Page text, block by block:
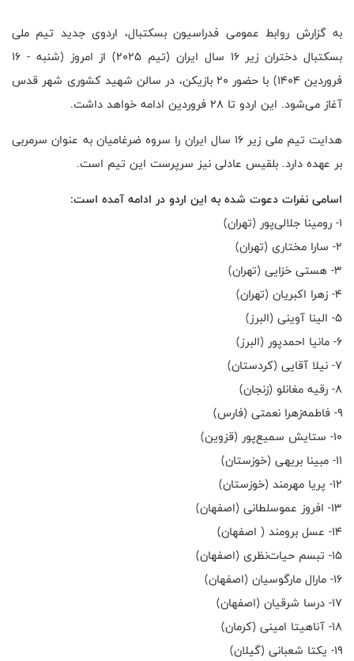
به گزارش روابط عمومی فدراسیون بسکتبال، اردوی جدید تیم ملی
بسکتبال دختران زیر ۱۶ سال ایران (تیم ۲۰۲۵) از امروز (شنبه - ۱۶
فروردین ۱۴۰۴) با حضور ۲۰ بازیکن، در سالن شهید کشوری شهر قدس
آغاز می‌شود. این اردو تا ۲۸ فروردین ادامه خواهد داشت.
هدایت تیم ملی زیر ۱۶ سال ایران را سروه ضرغامیان به عنوان سرمربی
بر عهده دارد. بلقیس عادلی نیز سرپرست این تیم است.
اسامی نفرات دعوت شده به این اردو در ادامه آمده است:
۱- رومینا جلالی‌پور (تهران)
۲- سارا مختاری (تهران)
۳- هستی خزایی (تهران)
۴- زهرا اکبریان (تهران)
۵- الینا آوینی (البرز)
۶- مانیا احمدپور (البرز)
۷- نیلا آقایی (کردستان)
۸- رقیه مغانلو (زنجان)
۹- فاطمه‌زهرا نعمتی (فارس)
۱۰- ستایش سمیع‌پور (قزوین)
۱۱- مبینا بریهی (خوزستان)
۱۲- پریا مهرمند (خوزستان)
۱۳- افروز عموسلطانی (اصفهان)
۱۴- عسل برومند ( اصفهان)
۱۵- تبسم حیات‌نظری (اصفهان)
۱۶- مارال مارگوسیان (اصفهان)
۱۷- درسا شرقیان (اصفهان)
۱۸- آناهیتا امینی (کرمان)
۱۹- یکتا شعبانی (گیلان)